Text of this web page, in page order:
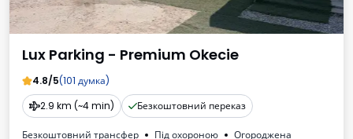
Lux Parking - Premium Okecie
4.8/5(101 думка)
2.9 km (~4 min)
Безкоштовний переказ
Безкоштовний трансфер Під охороною
Огороджена